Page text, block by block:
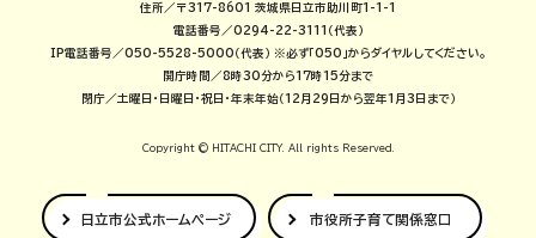
住所／〒317-8601 茨城県日立市助川町1-1-1
電話番号／0294-22-3111（代表）
IP電話番号／050-5528-5000（代表） ※必ず「050」からダイヤルしてください。
開庁時間／8時30分から17時15分まで
閉庁／土曜日・日曜日・祝日・年末年始（12月29日から翌年1月3日まで）
Copyright © HITACHI CITY. All rights Reserved.
日立市公式ホームページ 市役所子育て関係窓口